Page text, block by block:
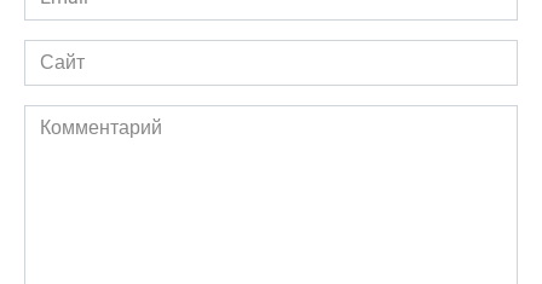
*
Сайт
Комментарий